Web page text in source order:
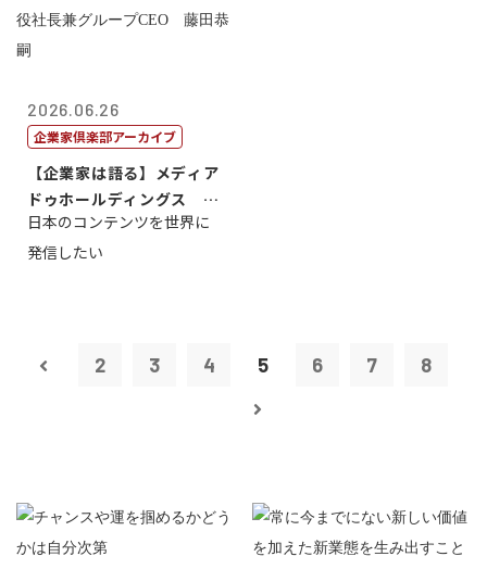
2026.06.26
企業家倶楽部アーカイブ
【企業家は語る】メディア
ドゥホールディングス 代
表取締役社長...
日本のコンテンツを世界に
発信したい
2 3 4 5 6 7 8